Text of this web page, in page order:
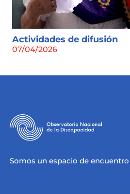
Actividades de difusión
07/04/2026
Somos un espacio de